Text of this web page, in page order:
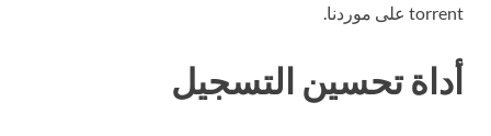
torrent على موردنا.
أداة تحسين التسجيل